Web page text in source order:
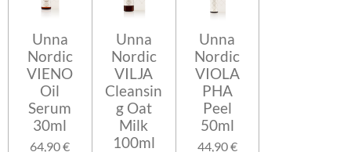
Unna
Nordic
VIENO
Oil
Serum
30ml
64,90 €
Unna
Nordic
VILJA
Cleansin
g Oat
Milk
100ml
Unna
Nordic
VIOLA
PHA
Peel
50ml
44,90 €